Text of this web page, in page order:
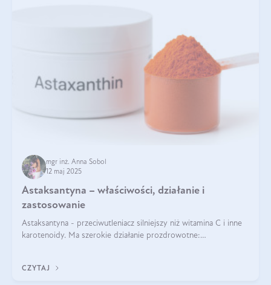
mgr inż. Anna Sobol
12 maj 2025
Astaksantyna – właściwości, działanie i
zastosowanie
Astaksantyna - przeciwutleniacz silniejszy niż witamina C i inne
karotenoidy. Ma szerokie działanie prozdrowotne:
CZYTAJ